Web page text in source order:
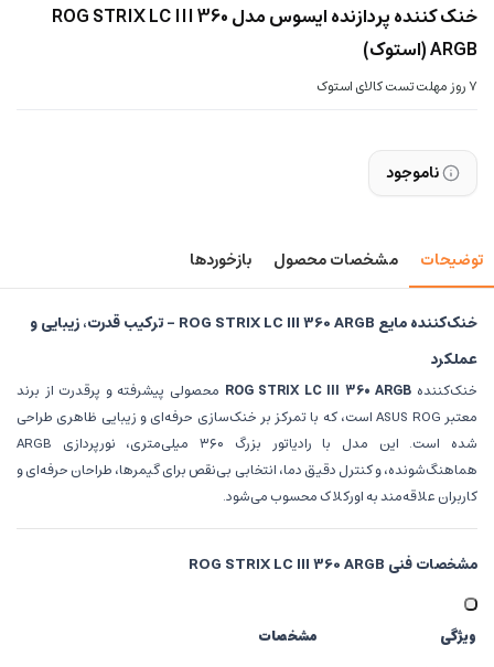
خنک کننده پردازنده ایسوس مدل ROG STRIX LC III 360
ARGB (استوک)
7 روز مهلت تست کالای استوک
ناموجود
توضیحات مشخصات محصول بازخوردها
خنک‌کننده مایع ROG STRIX LC III 360 ARGB – ترکیب قدرت، زیبایی و
عملکرد
خنک‌کننده ROG STRIX LC III 360 ARGB محصولی پیشرفته و پرقدرت از برند
معتبر ASUS ROG است، که با تمرکز بر خنک‌سازی حرفه‌ای و زیبایی ظاهری طراحی
شده است. این مدل با رادیاتور بزرگ ۳۶۰ میلی‌متری، نورپردازی ARGB
هماهنگ‌شونده، و کنترل دقیق دما، انتخابی بی‌نقص برای گیمرها، طراحان حرفه‌ای و
کاربران علاقه‌مند به اورکلاک محسوب می‌شود.
مشخصات فنی ROG STRIX LC III 360 ARGB
ویژگی
مشخصات